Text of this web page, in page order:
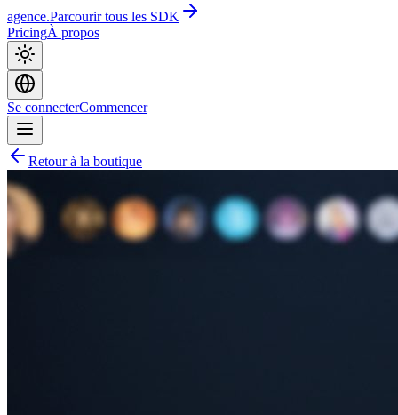
agence.Parcourir tous les SDK
PricingÀ propos
Se connecterCommencer
Retour à la boutique